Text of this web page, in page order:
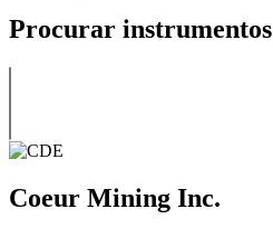
Procurar instrumentos
Coeur Mining Inc.